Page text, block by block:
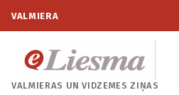
VALMIERA
VALMIERAS UNVIDZEMES ZIŅAS